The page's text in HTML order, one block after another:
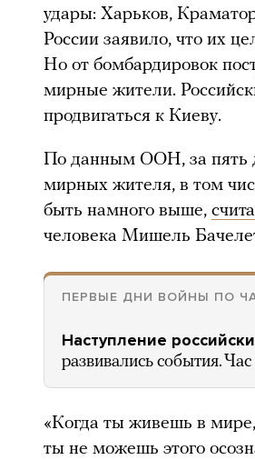
удары: Харьков,
России заявило, что их
Но от бомбардировок
мирные жители.
продвигаться к Киеву.
По данным ООН, за пять
мирных жителя, в том
быть намного выше,
человека Мишель
ПЕРВЫЕ ДНИ ВОЙНЫ ПО
Наступление
развивались события.
«Когда ты живешь в мире,
ты не можешь этого